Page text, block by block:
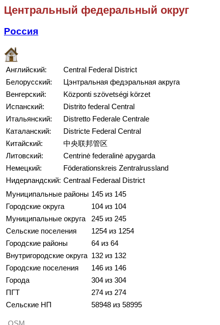
Центральный федеральный округ
Россия
Английский:
Central Federal District
Белорусский:
Цэнтральная федэральная акруга
Венгерский:
Központi szövetségi körzet
Испанский:
Distrito federal Central
Итальянский:
Distretto Federale Centrale
Каталанский:
Districte Federal Central
Китайский:
中央联邦管区
Литовский:
Centrinė federalinė apygarda
Немецкий:
Föderationskreis Zentralrussland
Нидерландский: Centraal Federaal District
Муниципальные районы 145 из 145
Городские округа
104 из 104
Муниципальные округа
245 из 245
Сельские поселения
1254 из 1254
Городские районы
64 из 64
Внутригородские округа 132 из 132
Городские поселения
146 из 146
Города
304 из 304
ПГТ
274 из 274
Сельские НП
58948 из 58995